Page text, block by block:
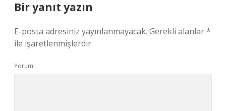
Bir yanıt yazın
E-posta adresiniz yayınlanmayacak. Gerekli alanlar*
ile işaretlenmişlerdir
Yorum